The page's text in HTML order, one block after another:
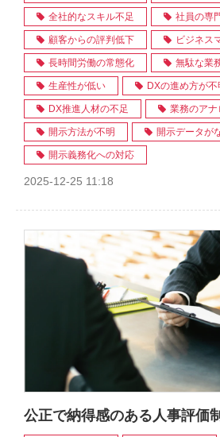
全社的なスキル不足 社員の専
顧客からの評判低下 ビジネス
長時間労働の常態化 無駄な業
生産性が低い DXの進め方が不
DX推進人材の不足 業務のア
開示方法が不明 開示データが
開示義務化への対応
2025-12-25 11:18
公正で納得感のある人事評価